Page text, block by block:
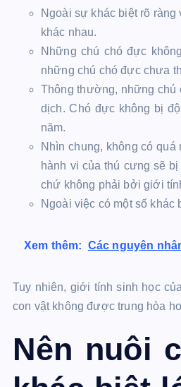
Ngoài sự khác biệt rõ
khác nhau.
Những chú chó đực
những chú chó đực chưa
Thông thường, những chú
dịch. Chó đực không bị
năm.
Nhìn chung, không có
hành vi của thú cưng sẽ
chứ không phải bởi giới
Ngoài việc có một số khác
Xem thêm: Các nguyên
Tuy nhiên, giới tính sinh học
con vật không được trung hòa
Nên nuôi